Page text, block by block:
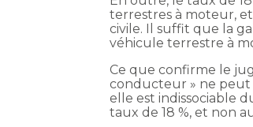
terrestres à moteur,
civile. Il suffit que la
véhicule terrestre à
Ce que confirme le
conducteur » ne peut
elle est indissociable
taux de 18 %, et non